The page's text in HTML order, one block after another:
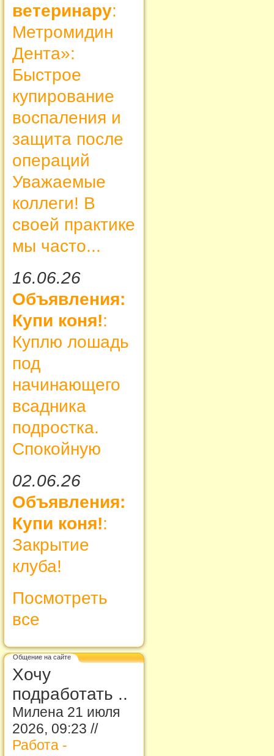
ветеринару:
Метромидин
Дента»:
Быстрое
купирование
воспаления и
защита после
операций
Уважаемые
коллеги! В
своей практике
мы часто...
16.06.26
Объявления:
Купи коня!:
Куплю лошадь
под
начинающего
всадника
подростка.
Спокойную
02.06.26
Объявления:
Купи коня!:
Закрытие
клуба!
Посмотреть
все
Общение на сайте
Хочу
подработать ..
Милена 21 июля
2026, 09:23 //
Работа -